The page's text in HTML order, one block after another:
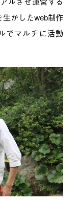
かしたweb制作
でマルチに活動